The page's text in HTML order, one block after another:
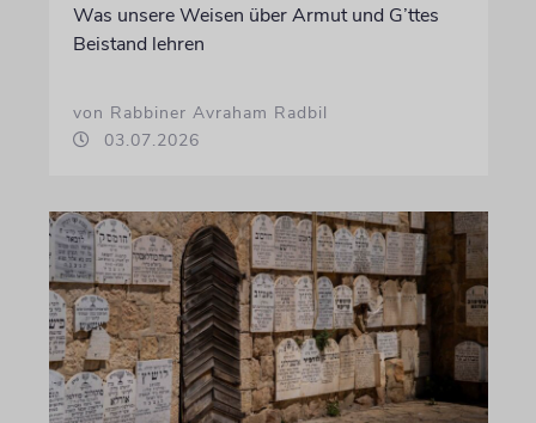
Was unsere Weisen über Armut und G’ttes
Beistand lehren
von Rabbiner Avraham Radbil
03.07.2026